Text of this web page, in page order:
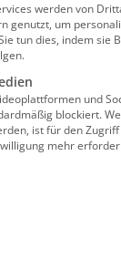
werden von
genutzt, um
tun dies, indem sie
und
blockiert.
ist für den
mehr